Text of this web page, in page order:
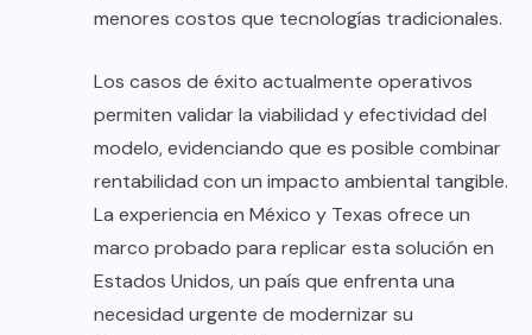
menores costos que tecnologías tradicionales.
Los casos de éxito actualmente operativos
permiten validar la viabilidad y efectividad del
modelo, evidenciando que es posible combinar
rentabilidad con un impacto ambiental tangible.
La experiencia en México y Texas ofrece un
marco probado para replicar esta solución en
Estados Unidos, un país que enfrenta una
necesidad urgente de modernizar su